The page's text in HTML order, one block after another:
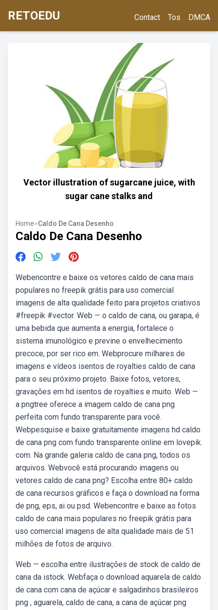
RETOEDU Contact Tos DMCA
Vector illustration of sugarcane juice, with
sugar cane stalks and
Home>Caldo De Cana Desenho
Caldo De Cana Desenho
Webencontre e baixe os vetores caldo de cana mais
populares no freepik grátis para uso comercial
imagens de alta qualidade feito para projetos criativos
#freepik #vector. Web — o caldo de cana, ou garapa, é
uma bebida que aumenta a energia, fortalece o
sistema imunológico e previne o envelhecimento
precoce, por ser rico em. Webprocure milhares de
imagens e vídeos isentos de royalties caldo de cana
para o seu próximo projeto. Baixe fotos, vetores,
gravações em hd isentos de royalties e muito. Web —
a pngtree oferece a imagem caldo de cana png
perfeita com fundo transparente para você.
Webpesquise e baixe gratuitamente imagens hd caldo
de cana png com fundo transparente online em lovepik.
com. Na grande galeria caldo de cana png, todos os
arquivos. Webvocê está procurando imagens ou
vetores caldo de cana png? Escolha entre 80+ caldo
de cana recursos gráficos e faça o download na forma
de png, eps, ai ou psd. Webencontre e baixe as fotos
caldo de cana mais populares no freepik grátis para
uso comercial imagens de alta qualidade mais de 51
milhões de fotos de arquivo.
Web — escolha entre ilustrações de stock de caldo de
cana da istock. Webfaça o download aquarela de caldo
de cana com cana de açúcar e salgadinhos brasileiros
png , aguarela, caldo de cana, a cana de açúcar png